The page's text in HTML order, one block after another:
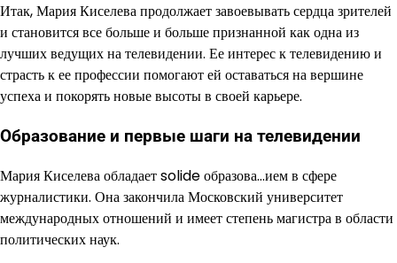
Итак, Мария Киселева продолжает завоевывать сердца зрителей
и становится все больше и больше признанной как одна из
лучших ведущих на телевидении. Ее интерес к телевидению и
страсть к ее профессии помогают ей оставаться на вершине
успеха и покорять новые высоты в своей карьере.
Образование и первые шаги на телевидении
Мария Киселева обладает solide образова…ием в сфере
журналистики. Она закончила Московский университет
международных отношений и имеет степень магистра в области
политических наук.